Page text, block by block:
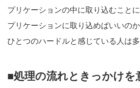
プリケーションの中に取り込むこと
プリケーションに取り込めばいいの
ひとつのハードルと感じている人は多
■処理の流れときっかけを